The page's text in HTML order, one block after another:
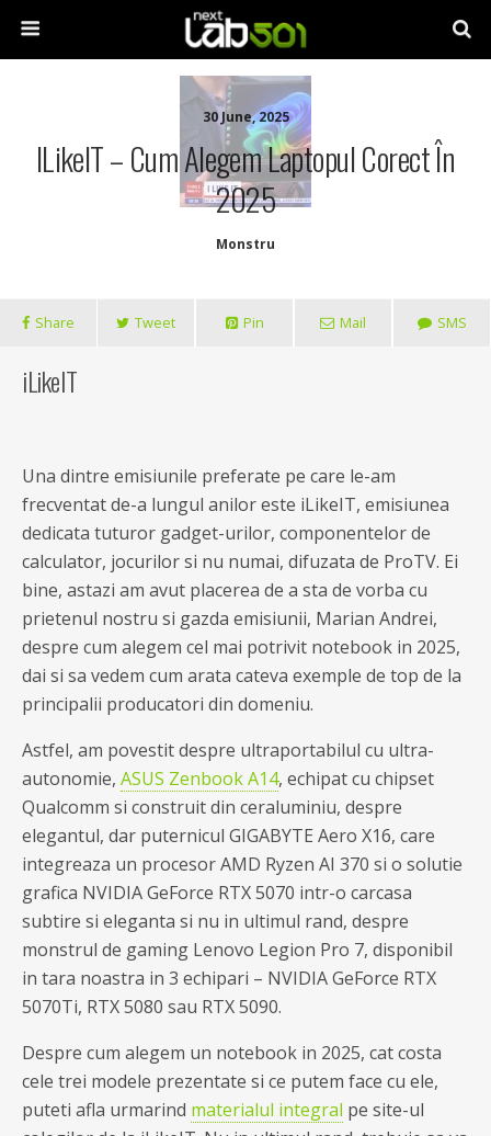
30 June, 2025
ILikeIT – Cum Alegem Laptopul Corect În
2025
Monstru
Share Tweet Pin Mail SMS
iLikeIT
Una dintre emisiunile preferate pe care le-am
frecventat de-a lungul anilor este iLikeIT, emisiunea
dedicata tuturor gadget-urilor, componentelor de
calculator, jocurilor si nu numai, difuzata de ProTV. Ei
bine, astazi am avut placerea de a sta de vorba cu
prietenul nostru si gazda emisiunii, Marian Andrei,
despre cum alegem cel mai potrivit notebook in 2025,
dai si sa vedem cum arata cateva exemple de top de la
principalii producatori din domeniu.
Astfel, am povestit despre ultraportabilul cu ultra-
autonomie, ASUS Zenbook A14, echipat cu chipset
Qualcomm si construit din ceraluminiu, despre
elegantul, dar puternicul GIGABYTE Aero X16, care
integreaza un procesor AMD Ryzen AI 370 si o solutie
grafica NVIDIA GeForce RTX 5070 intr-o carcasa
subtire si eleganta si nu in ultimul rand, despre
monstrul de gaming Lenovo Legion Pro 7, disponibil
in tara noastra in 3 echipari – NVIDIA GeForce RTX
5070Ti, RTX 5080 sau RTX 5090.
Despre cum alegem un notebook in 2025, cat costa
cele trei modele prezentate si ce putem face cu ele,
puteti afla urmarind materialul integral pe site-ul